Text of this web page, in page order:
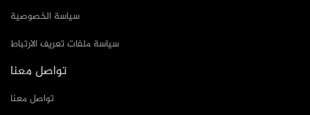
سياسة الخصوصية
سياسة ملفات تعريف الارتباط
تواصل معنا
تواصل معنا